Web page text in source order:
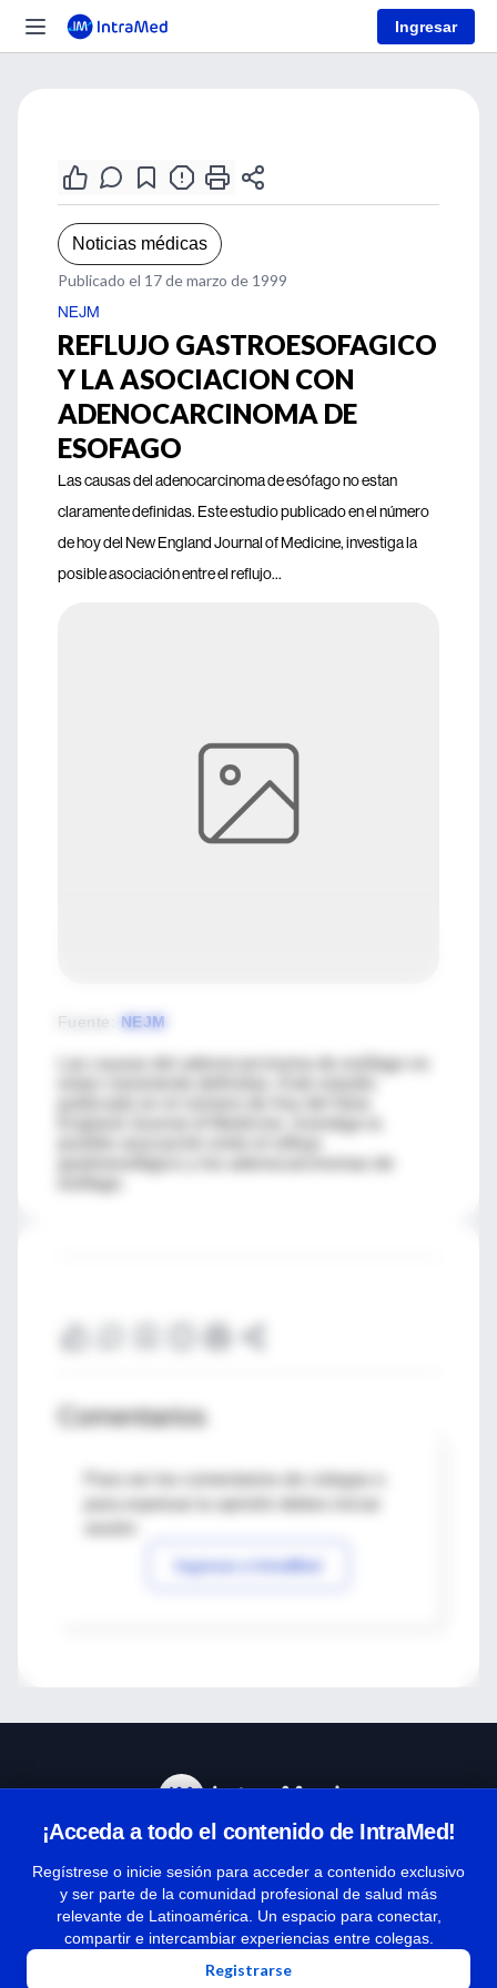
Ingresar
Noticias médicas
Publicado el 17 de marzo de 1999
NEJM
REFLUJO GASTROESOFAGICO
Y LA ASOCIACION CON
ADENOCARCINOMA DE
ESOFAGO
Las causas del adenocarcinoma de esófago no estan
claramente definidas. Este estudio publicado en el número
de hoy del New England Journal of Medicine, investiga la
posible asociación entre el reflujo...
Fuente NEJM
Las causas del adenocarcinoma de esófago no
Comentarios
Para ver los comentarios de colegas o
Ingresar a IntraMed
¡Acceda a todo el contenido de IntraMed!
Regístrese o inicie sesión para acceder a contenido exclusivo
y ser parte de la comunidad profesional de salud más
relevante de Latinoamérica. Un espacio para conectar,
compartir e intercambiar experiencias entre colegas.
Registrarse
Términos y condiciones
| Políticas de privacidad
| Todos los derechos reservados | Copyright 1997-2026